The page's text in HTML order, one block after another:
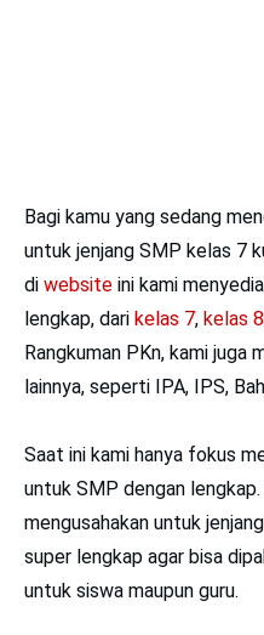
Bagi kamu yang sedang
untuk jenjang SMP kelas 7
di website ini kami
lengkap, dari kelas 7, kelas 8
Rangkuman PKn, kami juga
lainnya, seperti IPA, IPS,
Saat ini kami hanya fokus
untuk SMP dengan
mengusahakan untuk
super lengkap agar bisa
untuk siswa maupun guru.